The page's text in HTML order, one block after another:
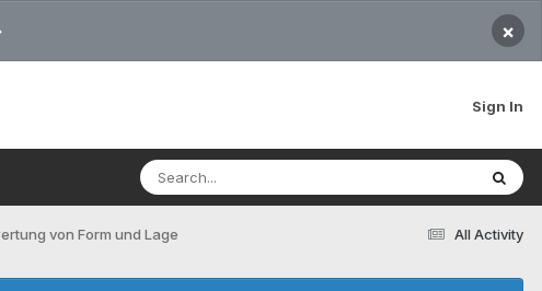
×
Sign In
All Activity
von Form und Lage